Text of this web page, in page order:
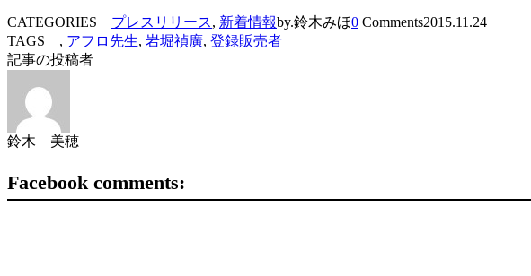
CATEGORIES プレスリリース, 新着情報by.鈴木みほ0 Comments2015.11.24
TAGS , アフロ先生, 岩堀禎廣, 登録販売者
記事の投稿者
鈴木 美穂
Facebook comments: